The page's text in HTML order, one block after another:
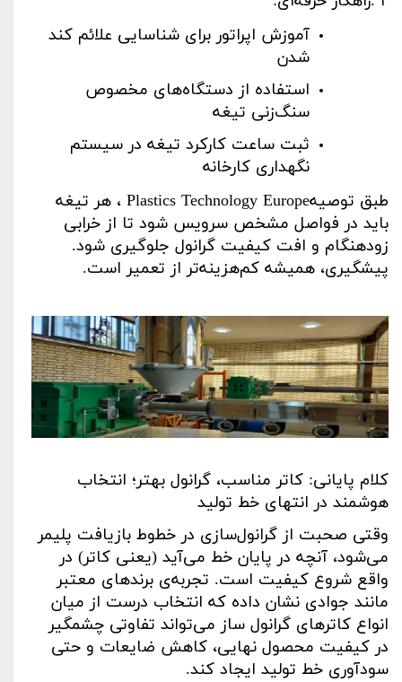
آموزش اپراتور برای شناسایی علائم کند
شدن
استفاده از دستگاه‌های مخصوص
سنگ‌زنی تیغه
ثبت ساعت کارکرد تیغه در سیستم
نگهداری کارخانه
طبق توصیهPlastics Technology Europe ، هر تیغه
باید در فواصل مشخص سرویس شود تا از خرابی
زودهنگام و افت کیفیت گرانول جلوگیری شود.
پیشگیری، همیشه کم‌هزینه‌تر از تعمیر است.
کلام پایانی: کاتر مناسب، گرانول بهتر؛ انتخاب
هوشمند در انتهای خط تولید
وقتی صحبت از گرانول‌سازی در خطوط بازیافت پلیمر
می‌شود، آنچه در پایان خط می‌آید (یعنی کاتر) در
واقع شروع کیفیت است. تجربه‌ی برندهای معتبر
مانند جوادی نشان داده که انتخاب درست از میان
انواع کاترهای گرانول ساز می‌تواند تفاوتی چشمگیر
در کیفیت محصول نهایی، کاهش ضایعات و حتی
سودآوری خط تولید ایجاد کند.